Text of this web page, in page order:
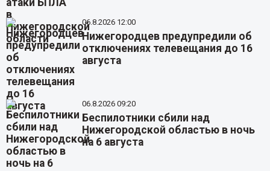
06.8.2026 12:00
Нижегородцев предупредили об
отключениях телевещания до 16
августа
06.8.2026 09:20
Беспилотники сбили над
Нижегородской областью в ночь
на 6 августа